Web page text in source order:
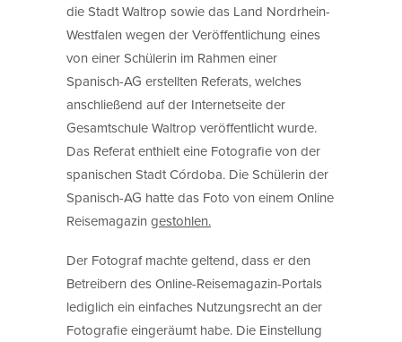
die Stadt Waltrop sowie das Land Nordrhein-
Westfalen wegen der Veröffentlichung eines
von einer Schülerin im Rahmen einer
Spanisch-AG erstellten Referats, welches
anschließend auf der Internetseite der
Gesamtschule Waltrop veröffentlicht wurde.
Das Referat enthielt eine Fotografie von der
spanischen Stadt Córdoba. Die Schülerin der
Spanisch-AG hatte das Foto von einem Online
Reisemagazin gestohlen.
Der Fotograf machte geltend, dass er den
Betreibern des Online-Reisemagazin-Portals
lediglich ein einfaches Nutzungsrecht an der
Fotografie eingeräumt habe. Die Einstellung